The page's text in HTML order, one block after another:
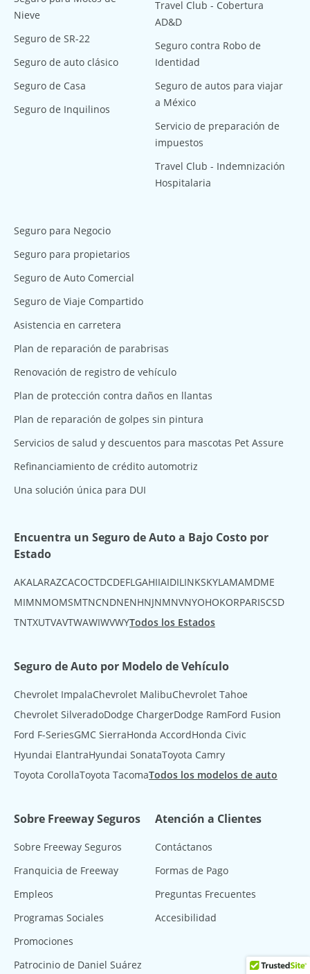
Nieve
Seguro de SR-22
Seguro de auto clásico
Seguro de Casa
Seguro de Inquilinos
Travel Club - Cobertura
AD&D
Seguro contra Robo de
Identidad
Seguro de autos para viajar
a México
Servicio de preparación de
impuestos
Travel Club - Indemnización
Hospitalaria
Seguro para Negocio
Seguro para propietarios
Seguro de Auto Comercial
Seguro de Viaje Compartido
Asistencia en carretera
Plan de reparación de parabrisas
Renovación de registro de vehículo
Plan de protección contra daños en llantas
Plan de reparación de golpes sin pintura
Servicios de salud y descuentos para mascotas Pet Assure
Refinanciamiento de crédito automotriz
Una solución única para DUI
Encuentra un Seguro de Auto a Bajo Costo por
Estado
AKALARAZCACOCTDCDEFLGAHIIAIDILINKSKYLAMAMDME
MIMNMOMSMTNCNDNENHNJNMNVNYOHOKORPARISCSD
TNTXUTVAVTWAWIWVWYTodos los Estados
Seguro de Auto por Modelo de Vehículo
Chevrolet ImpalaChevrolet MalibuChevrolet Tahoe
Chevrolet SilveradoDodge ChargerDodge RamFord Fusion
Ford F-SeriesGMC SierraHonda AccordHonda Civic
Hyundai ElantraHyundai SonataToyota Camry
Toyota CorollaToyota TacomaTodos los modelos de auto
Sobre Freeway Seguros
Sobre Freeway Seguros
Franquicia de Freeway
Empleos
Programas Sociales
Promociones
Patrocinio de Daniel Suárez
Atención a Clientes
Contáctanos
Formas de Pago
Preguntas Frecuentes
Accesibilidad